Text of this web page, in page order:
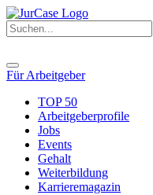
Für Arbeitgeber
TOP 50
Arbeitgeberprofile
Jobs
Events
Gehalt
Weiterbildung
Karrieremagazin